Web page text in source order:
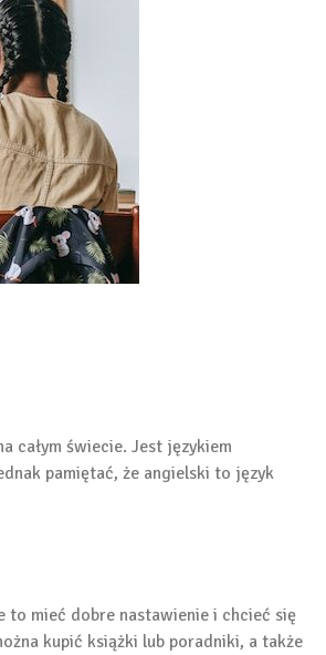
całym świecie. Jest językiem
pamiętać, że angielski to język
to mieć dobre nastawienie i chcieć się
kupić książki lub poradniki, a także